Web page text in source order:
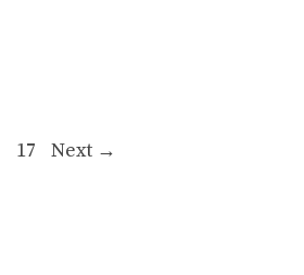
Page
17 Next →